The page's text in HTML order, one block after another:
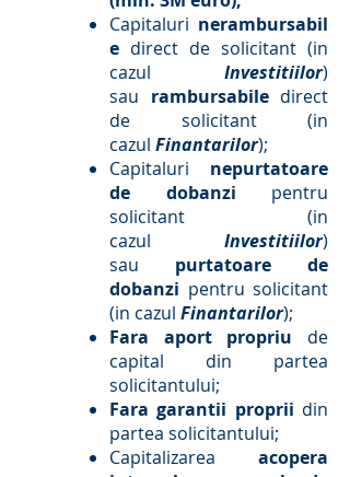
Capitaluri nerambursabil
e direct de solicitant (in
cazul Investitiilor)
sau rambursabile direct
de solicitant (in
cazul Finantarilor);
Capitaluri nepurtatoare
de dobanzi pentru
solicitant (in
cazul Investitiilor)
sau purtatoare de
dobanzi pentru solicitant
(in cazul Finantarilor);
Fara aport propriu de
capital din partea
solicitantului;
Fara garantii proprii din
partea solicitantului;
Capitalizarea acopera